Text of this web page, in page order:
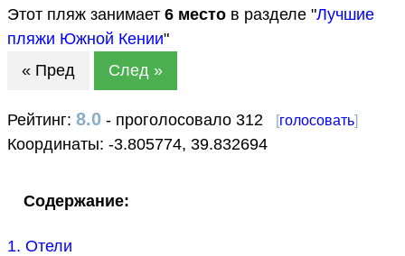
Этот пляж занимает 6 место в разделе "Лучшие
пляжи Южной Кении"
« Пред
След »
Рейтинг: 8.0 - проголосовало 312 [голосовать]
Координаты: -3.805774, 39.832694
Содержание:
1. Отели